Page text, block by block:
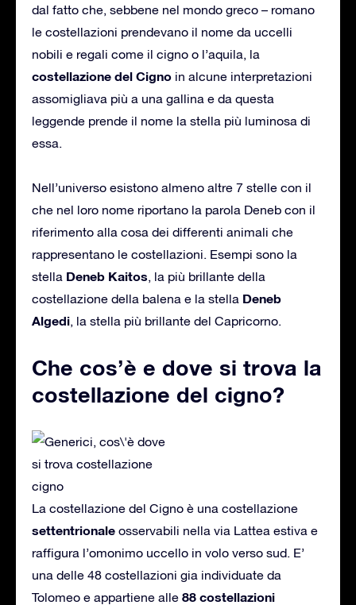
dal fatto che, sebbene nel mondo greco – romano
le costellazioni prendevano il nome da uccelli
nobili e regali come il cigno o l’aquila, la
costellazione del Cigno in alcune interpretazioni
assomigliava più a una gallina e da questa
leggende prende il nome la stella più luminosa di
essa.
Nell’universo esistono almeno altre 7 stelle con il
che nel loro nome riportano la parola Deneb con il
riferimento alla cosa dei differenti animali che
rappresentano le costellazioni. Esempi sono la
stella Deneb Kaitos, la più brillante della
costellazione della balena e la stella Deneb
Algedi, la stella più brillante del Capricorno.
Che cos’è e dove si trova la
costellazione del cigno?
La costellazione del Cigno è una costellazione
settentrionale osservabili nella via Lattea estiva e
raffigura l’omonimo uccello in volo verso sud. E’
una delle 48 costellazioni gia individuate da
Tolomeo e appartiene alle 88 costellazioni